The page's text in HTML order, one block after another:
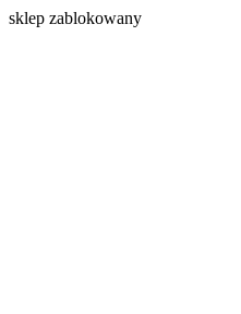
sklep zablokowany